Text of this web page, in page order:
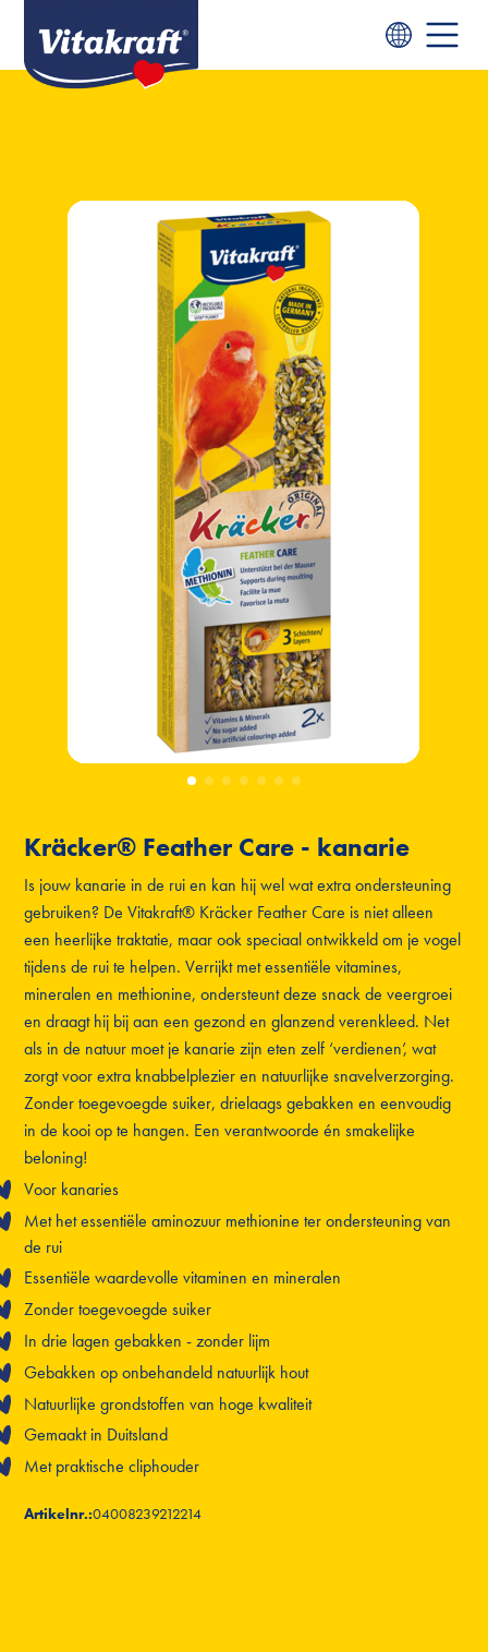
Kräcker® Feather Care - kanarie
Is jouw kanarie in de rui en kan hij wel wat extra ondersteuning
gebruiken? De Vitakraft® Kräcker Feather Care is niet alleen
een heerlijke traktatie, maar ook speciaal ontwikkeld om je vogel
tijdens de rui te helpen. Verrijkt met essentiële vitamines,
mineralen en methionine, ondersteunt deze snack de veergroei
en draagt hij bij aan een gezond en glanzend verenkleed. Net
als in de natuur moet je kanarie zijn eten zelf ‘verdienen’, wat
zorgt voor extra knabbelplezier en natuurlijke snavelverzorging.
Zonder toegevoegde suiker, drielaags gebakken en eenvoudig
in de kooi op te hangen. Een verantwoorde én smakelijke
beloning!
Voor kanaries
Met het essentiële aminozuur methionine ter ondersteuning van
de rui
Essentiële waardevolle vitaminen en mineralen
Zonder toegevoegde suiker
In drie lagen gebakken - zonder lijm
Gebakken op onbehandeld natuurlijk hout
Natuurlijke grondstoffen van hoge kwaliteit
Gemaakt in Duitsland
Met praktische cliphouder
Artikelnr.:04008239212214